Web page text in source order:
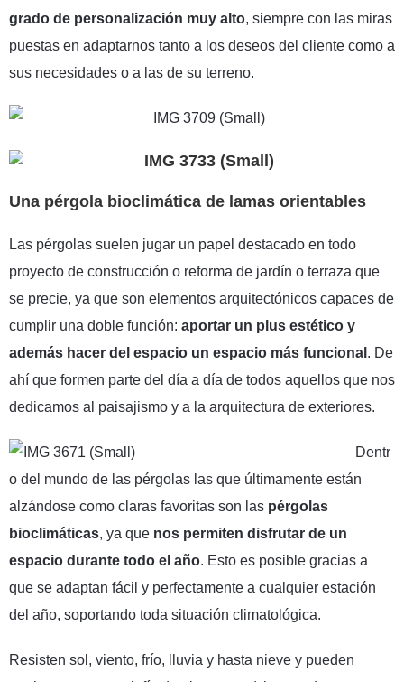
grado de personalización muy alto, siempre con las miras
puestas en adaptarnos tanto a los deseos del cliente como a
sus necesidades o a las de su terreno.
Una pérgola bioclimática de lamas orientables
Las pérgolas suelen jugar un papel destacado en todo
proyecto de construcción o reforma de jardín o terraza que
se precie, ya que son elementos arquitectónicos capaces de
cumplir una doble función: aportar un plus estético y
además hacer del espacio un espacio más funcional . De
ahí que formen parte del día a día de todos aquellos que nos
dedicamos al paisajismo y a la arquitectura de exteriores.
Dentr
o del mundo de las pérgolas las que últimamente están
alzándose como claras favoritas son las pérgolas
bioclimáticas, ya que nos permiten disfrutar de un
espacio durante todo el año. Esto es posible gracias a
que se adaptan fácil y perfectamente a cualquier estación
del año, soportando toda situación climatológica.
Resisten sol, viento, frío, lluvia y hasta nieve y pueden